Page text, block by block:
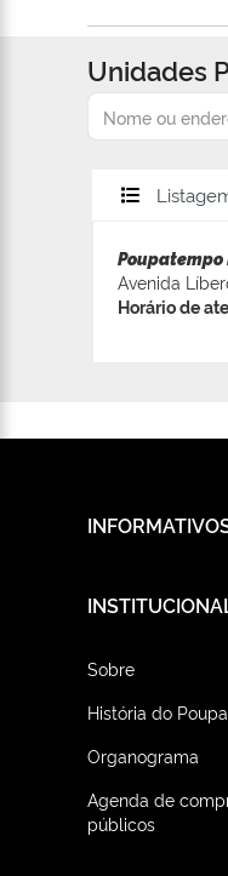
Unidades
Avenida
Horário de
Sobre
História do
Organograma
Agenda de
públicos